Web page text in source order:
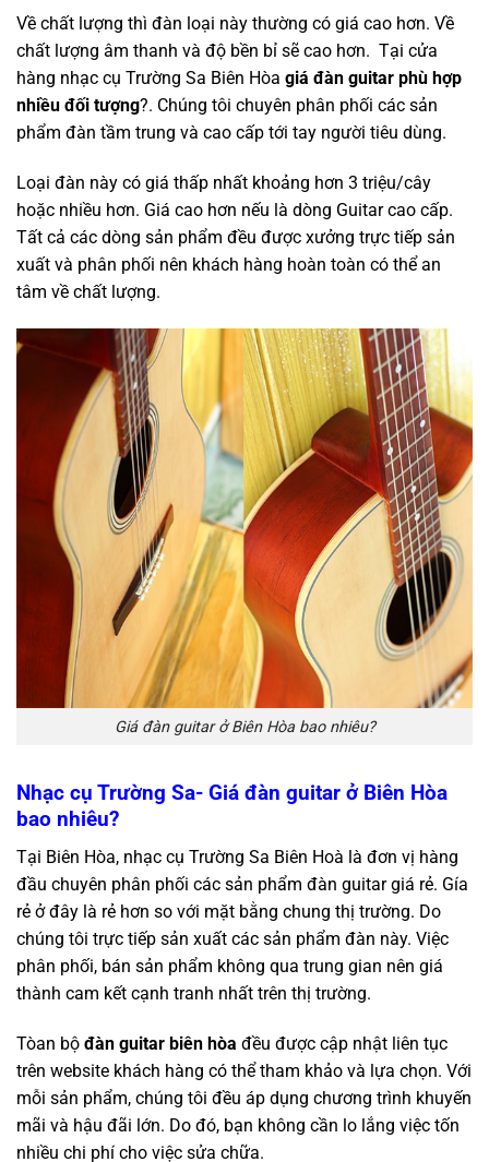
Về chất lượng thì đàn loại này thường có giá cao hơn. Về
chất lượng âm thanh và độ bền bỉ sẽ cao hơn. Tại cửa
hàng nhạc cụ Trường Sa Biên Hòa giá đàn guitar phù hợp
nhiều đối tượng?. Chúng tôi chuyên phân phối các sản
phẩm đàn tầm trung và cao cấp tới tay người tiêu dùng.
Loại đàn này có giá thấp nhất khoảng hơn 3 triệu/cây
hoặc nhiều hơn. Giá cao hơn nếu là dòng Guitar cao cấp.
Tất cả các dòng sản phẩm đều được xưởng trực tiếp sản
xuất và phân phối nên khách hàng hoàn toàn có thể an
tâm về chất lượng.
Giá đàn guitar ở Biên Hòa bao nhiêu?
Nhạc cụ Trường Sa- Giá đàn guitar ở Biên Hòa
bao nhiêu?
Tại Biên Hòa, nhạc cụ Trường Sa Biên Hoà là đơn vị hàng
đầu chuyên phân phối các sản phẩm đàn guitar giá rẻ. Gía
rẻ ở đây là rẻ hơn so với mặt bằng chung thị trường. Do
chúng tôi trực tiếp sản xuất các sản phẩm đàn này. Việc
phân phối, bán sản phẩm không qua trung gian nên giá
thành cam kết cạnh tranh nhất trên thị trường.
Tòan bộ đàn guitar biên hòa đều được cập nhật liên tục
trên website khách hàng có thể tham khảo và lựa chọn. Với
mỗi sản phẩm, chúng tôi đều áp dụng chương trình khuyến
mãi và hậu đãi lớn. Do đó, bạn không cần lo lắng việc tốn
nhiều chi phí cho việc sửa chữa.